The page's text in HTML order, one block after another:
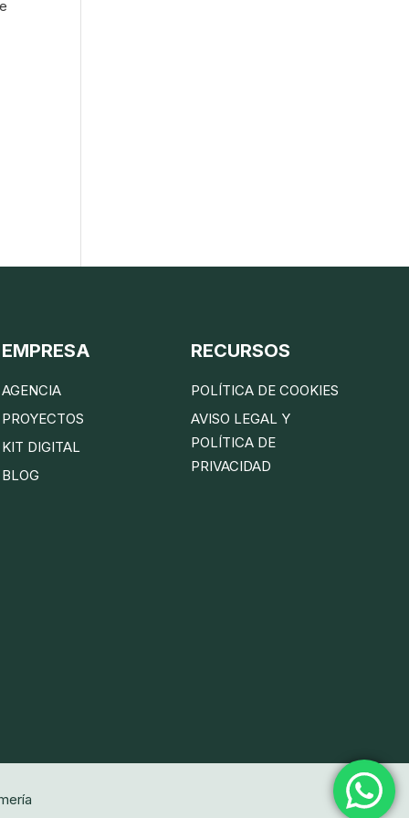
EMPRESA
AGENCIA
PROYECTOS
KIT DIGITAL
BLOG
RECURSOS
POLÍTICA DE COOKIES
AVISO LEGAL Y
POLÍTICA DE
PRIVACIDAD